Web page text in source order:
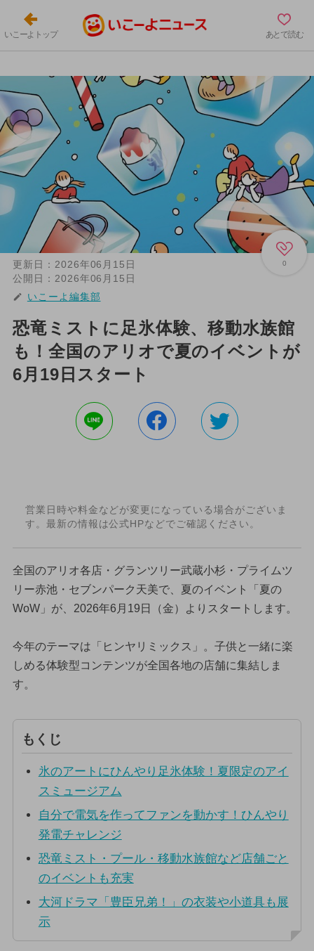
いこーよトップ あとで読む
0
更新日： 2026年06月15日
公開日： 2026年06月15日
いこーよ編集部
恐竜ミストに足氷体験、移動水族館
も！全国のアリオで夏のイベントが
6月19日スタート
営業日時や料金などが変更になっている場合がございま
す。最新の情報は公式HPなどでご確認ください。
全国のアリオ各店・グランツリー武蔵小杉・プライムツ
リー赤池・セブンパーク天美で、夏のイベント「夏の
WoW」が、2026年6月19日（金）よりスタートします。
今年のテーマは「ヒンヤリミックス」。子供と一緒に楽
しめる体験型コンテンツが全国各地の店舗に集結しま
す。
もくじ
氷のアートにひんやり足氷体験！夏限定のアイ
スミュージアム
自分で電気を作ってファンを動かす！ひんやり
発電チャレンジ
恐竜ミスト・プール・移動水族館など店舗ごと
のイベントも充実
大河ドラマ「豊臣兄弟！」の衣装や小道具も展
示